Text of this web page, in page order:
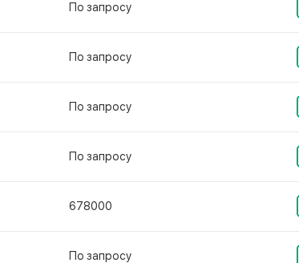
По запросу
По запросу
По запросу
По запросу
678000
По запросу